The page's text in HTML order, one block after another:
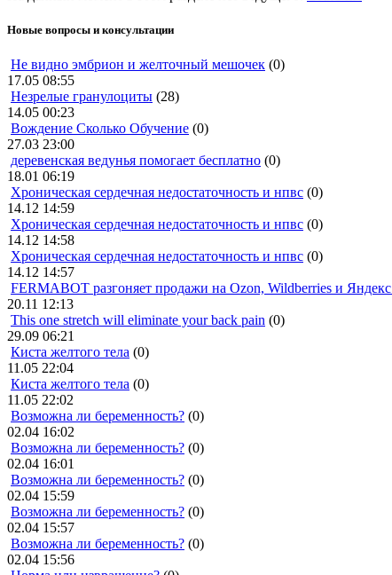
Новые вопросы и консультации
Не видно эмбрион и желточный мешочек (0)
17.05 08:55
Незрелые гранулоциты (28)
14.05 00:23
Вождение Сколько Обучение (0)
27.03 23:00
деревенская ведунья помогает бесплатно (0)
18.01 06:19
Хроническая сердечная недостаточность и нпвс (0)
14.12 14:59
Хроническая сердечная недостаточность и нпвс (0)
14.12 14:58
Хроническая сердечная недостаточность и нпвс (0)
14.12 14:57
FERMABOT разгоняет продажи на Ozon, Wildberries и
20.11 12:13
This one stretch will eliminate your back pain (0)
29.09 06:21
Киста желтого тела (0)
11.05 22:04
Киста желтого тела (0)
11.05 22:02
Возможна ли беременность? (0)
02.04 16:02
Возможна ли беременность? (0)
02.04 16:01
Возможна ли беременность? (0)
02.04 15:59
Возможна ли беременность? (0)
02.04 15:57
Возможна ли беременность? (0)
02.04 15:56